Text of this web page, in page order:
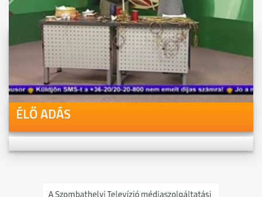
Videóink megtekinthetőek
Youtube-csatornánkon is!
ÉLŐ ADÁS